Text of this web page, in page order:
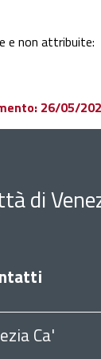
e non attribuite:
26/05/
di
Ca'